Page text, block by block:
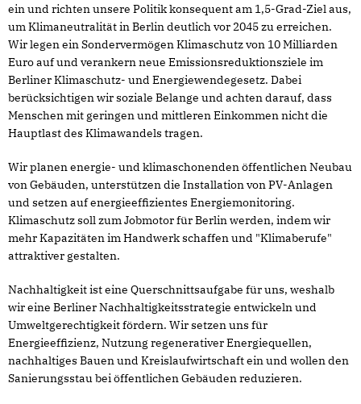
ein und richten unsere Politik konsequent am 1,5-Grad-Ziel aus,
um Klimaneutralität in Berlin deutlich vor 2045 zu erreichen.
Wir legen ein Sondervermögen Klimaschutz von 10 Milliarden
Euro auf und verankern neue Emissionsreduktionsziele im
Berliner Klimaschutz- und Energiewendegesetz. Dabei
berücksichtigen wir soziale Belange und achten darauf, dass
Menschen mit geringen und mittleren Einkommen nicht die
Hauptlast des Klimawandels tragen.
Wir planen energie- und klimaschonenden öffentlichen Neubau
von Gebäuden, unterstützen die Installation von PV-Anlagen
und setzen auf energieeffizientes Energiemonitoring.
Klimaschutz soll zum Jobmotor für Berlin werden, indem wir
mehr Kapazitäten im Handwerk schaffen und "Klimaberufe"
attraktiver gestalten.
Nachhaltigkeit ist eine Querschnittsaufgabe für uns, weshalb
wir eine Berliner Nachhaltigkeitsstrategie entwickeln und
Umweltgerechtigkeit fördern. Wir setzen uns für
Energieeffizienz, Nutzung regenerativer Energiequellen,
nachhaltiges Bauen und Kreislaufwirtschaft ein und wollen den
Sanierungsstau bei öffentlichen Gebäuden reduzieren.